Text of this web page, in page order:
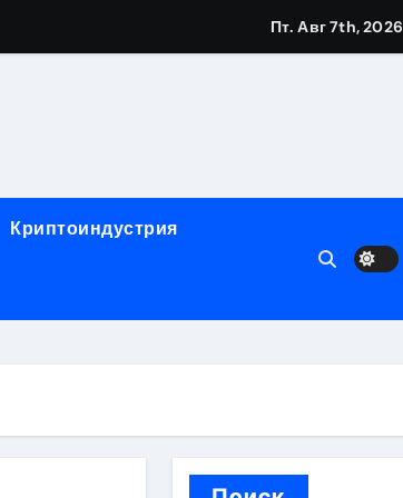
сервиса, наращивания ресниц и депиляции
шнура разных диаметров
онлайн
Пт. Авг 7th, 2026
Криптоиндустрия